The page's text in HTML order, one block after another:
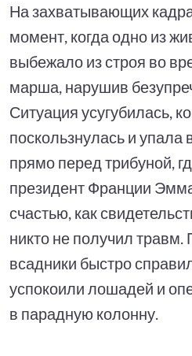
На захватывающих
момент, когда одно из
выбежало из строя во
марша, нарушив
Ситуация усугубилась,
поскользнулась и упала
прямо перед трибуной,
президент Франции
счастью, как
никто не получил
всадники быстро
успокоили лошадей и
в парадную колонну.